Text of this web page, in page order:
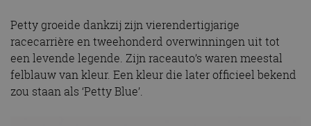
Petty groeide dankzij zijn vierendertigjarige
racecarrière en tweehonderd overwinningen uit tot
een levende legende. Zijn raceauto’s waren meestal
felblauw van kleur. Een kleur die later officieel bekend
zou staan als ‘Petty Blue’.